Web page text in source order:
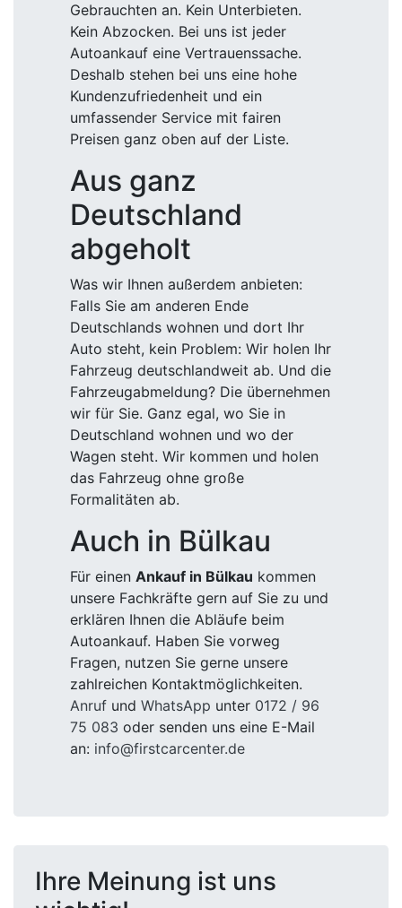
Gebrauchten an. Kein Unterbieten.
Kein Abzocken. Bei uns ist jeder
Autoankauf eine Vertrauenssache.
Deshalb stehen bei uns eine hohe
Kundenzufriedenheit und ein
umfassender Service mit fairen
Preisen ganz oben auf der Liste.
Aus ganz
Deutschland
abgeholt
Was wir Ihnen außerdem anbieten:
Falls Sie am anderen Ende
Deutschlands wohnen und dort Ihr
Auto steht, kein Problem: Wir holen Ihr
Fahrzeug deutschlandweit ab. Und die
Fahrzeugabmeldung? Die übernehmen
wir für Sie. Ganz egal, wo Sie in
Deutschland wohnen und wo der
Wagen steht. Wir kommen und holen
das Fahrzeug ohne große
Formalitäten ab.
Auch in Bülkau
Für einen Ankauf in Bülkau kommen
unsere Fachkräfte gern auf Sie zu und
erklären Ihnen die Abläufe beim
Autoankauf. Haben Sie vorweg
Fragen, nutzen Sie gerne unsere
zahlreichen Kontaktmöglichkeiten.
Anruf und WhatsApp unter 0172 / 96
75 083 oder senden uns eine E-Mail
an: info@firstcarcenter.de
Ihre Meinung ist uns